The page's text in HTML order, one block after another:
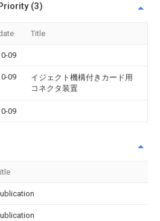
(3)
Title
09
09
イジェクト機構付きカード用
コネクタ装置
09